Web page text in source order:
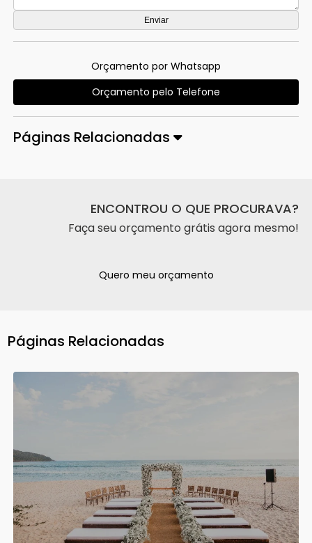
Orçamento por Whatsapp
Orçamento pelo Telefone
Páginas Relacionadas
ENCONTROU O QUE PROCURAVA?
Faça seu orçamento grátis agora mesmo!
Quero meu orçamento
Páginas Relacionadas